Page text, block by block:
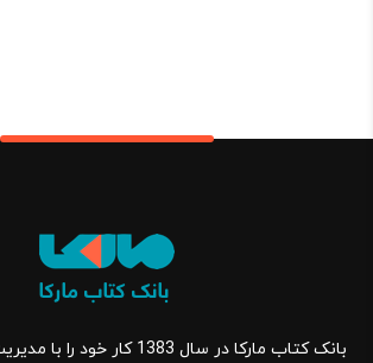
بانک کتاب مارکا در سال 1383